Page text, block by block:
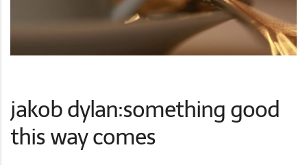
jakob dylan:something good
this way comes